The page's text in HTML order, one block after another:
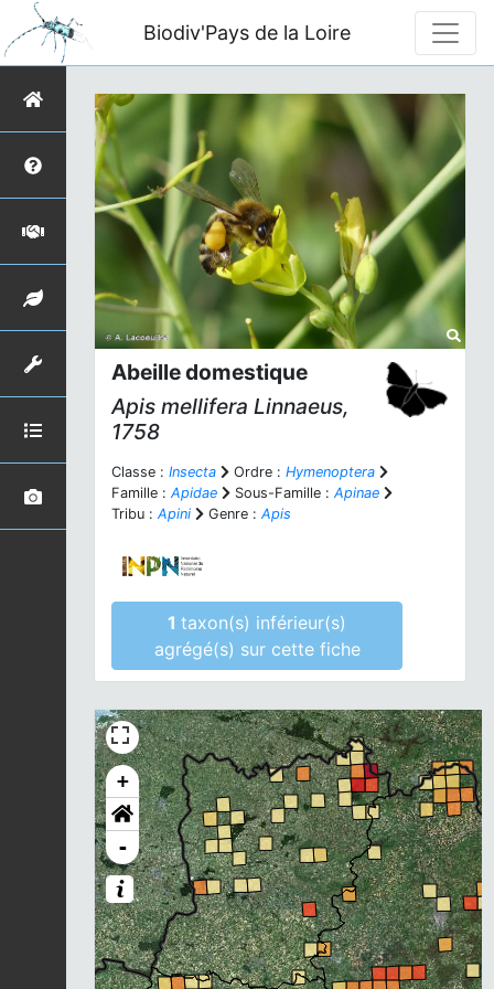
Biodiv'Pays de la Loire
Abeille domestique
Apis mellifera Linnaeus,
1758
Classe : Insecta Ordre : Hymenoptera
Famille : Apidae Sous-Famille : Apinae
Tribu : Apini Genre : Apis
1taxon(s) inférieur(s)
agrégé(s) sur cette fiche
+
-